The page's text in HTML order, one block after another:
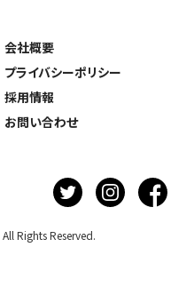
会社概要
プライバシーポリシー
採用情報
お問い合わせ
Rights Reserved.